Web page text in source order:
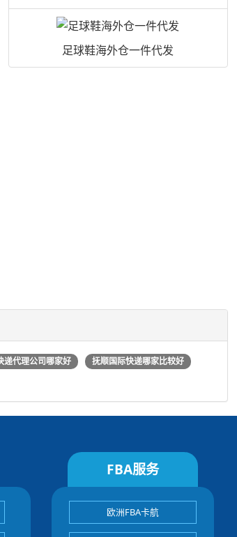
足球鞋海外仓一件代发
递代理公司哪家好
抚顺国际快递哪家比较好
FBA服务
欧洲FBA卡航